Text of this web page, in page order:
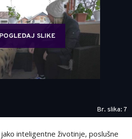
POGLEDAJ SLIKE
Br. slika: 7
inteligentne životinje, poslušne